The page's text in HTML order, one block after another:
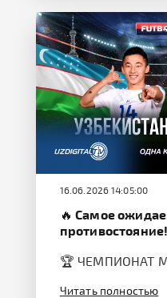
16.06.2026 14:05:00
🔥 Самое
противостояние!
🏆 ЧЕМПИОНАТ
Читать полностью